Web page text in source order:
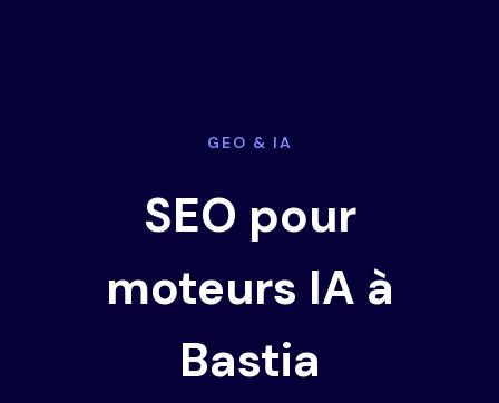
GEO & IA
SEO pour
moteurs IA à
Bastia